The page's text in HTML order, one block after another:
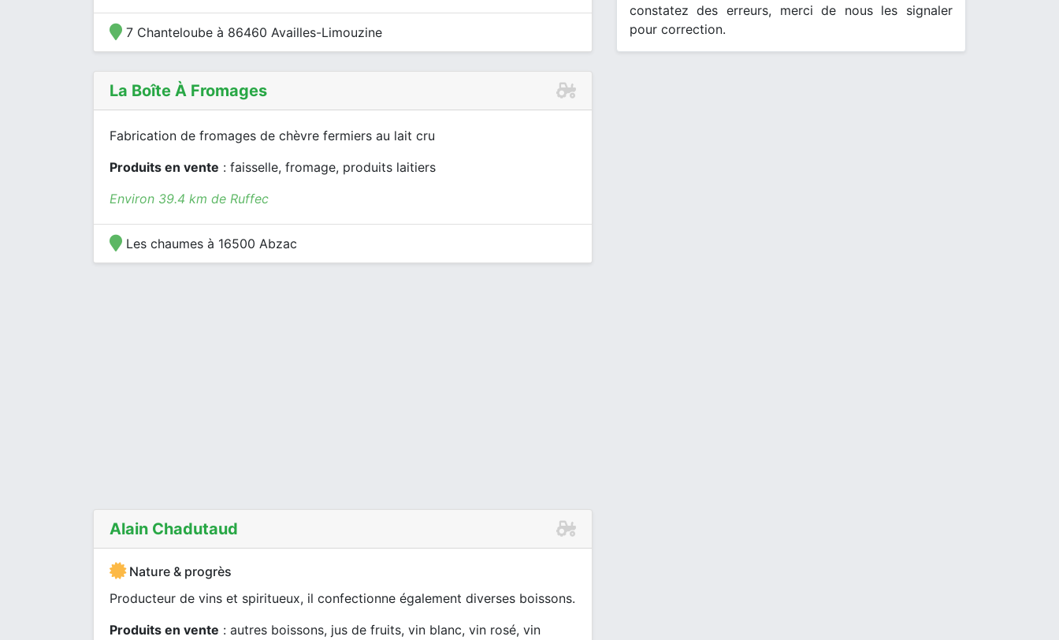
7 Chanteloube à 86460 Availles-Limouzine
La Boîte À Fromages
Fabrication de fromages de chèvre fermiers au lait cru
Produits en vente : faisselle, fromage, produits laitiers
Environ 39.4 km de Ruffec
Les chaumes à 16500 Abzac
Alain Chadutaud
Nature & progrès
Producteur de vins et spiritueux, il confectionne également diverses boissons.
Produits en vente : autres boissons, jus de fruits, vin blanc, vin rosé, vin
constatez des erreurs, merci de nous les signaler
pour correction.